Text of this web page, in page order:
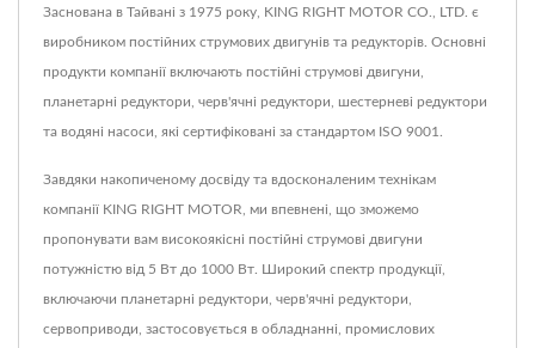
Заснована в Тайвані з 1975 року, KING RIGHT MOTOR CO., LTD. є
виробником постійних струмових двигунів та редукторів. Основні
продукти компанії включають постійні струмові двигуни,
планетарні редуктори, черв'ячні редуктори, шестерневі редуктори
та водяні насоси, які сертифіковані за стандартом ISO 9001.
Завдяки накопиченому досвіду та вдосконаленим технікам
компанії KING RIGHT MOTOR, ми впевнені, що зможемо
пропонувати вам високоякісні постійні струмові двигуни
потужністю від 5 Вт до 1000 Вт. Широкий спектр продукції,
включаючи планетарні редуктори, черв'ячні редуктори,
сервоприводи, застосовується в обладнанні, промислових